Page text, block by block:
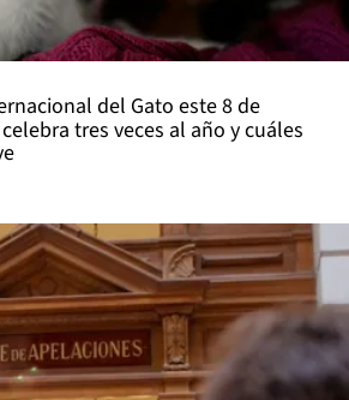
del Gato este 8 de
tres veces al año y cuáles